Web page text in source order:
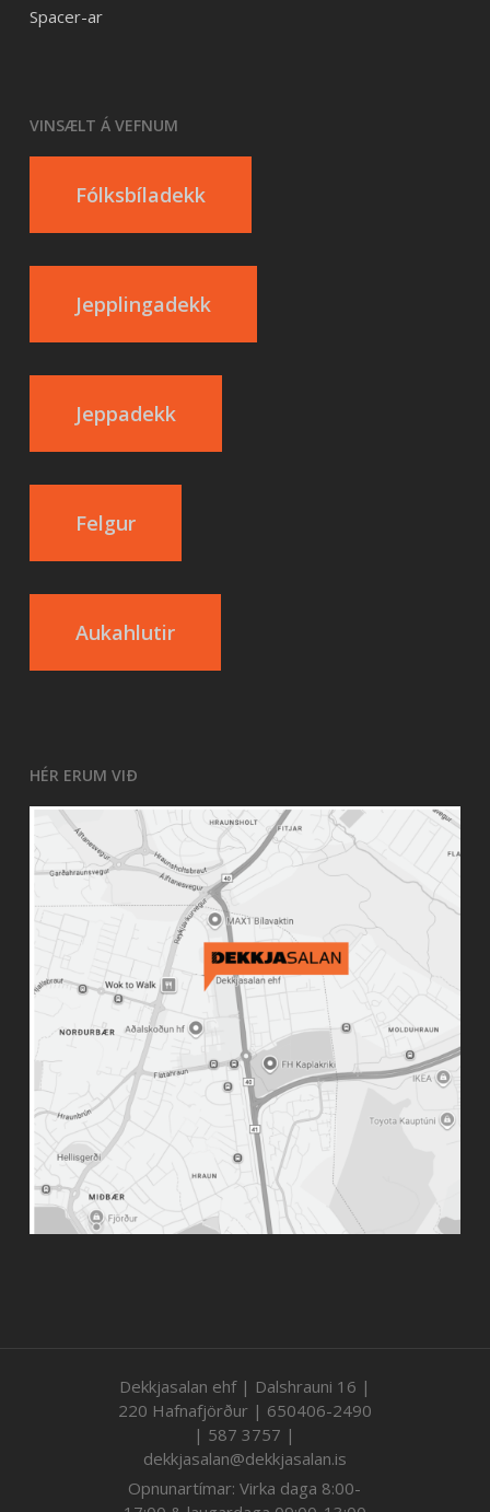
Spacer-ar
VINSÆLT Á VEFNUM
Fólksbíladekk
Jepplingadekk
Jeppadekk
Felgur
Aukahlutir
HÉR ERUM VIÐ
Dekkjasalan ehf | Dalshrauni 16 |
220 Hafnafjörður | 650406-2490
| 587 3757 |
dekkjasalan@dekkjasalan.is
Opnunartímar: Virka daga 8:00-